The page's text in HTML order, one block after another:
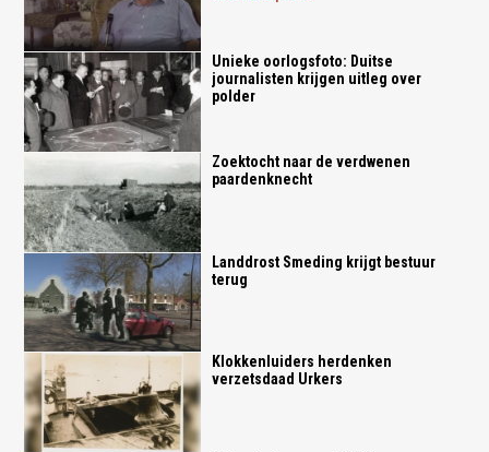
Unieke oorlogsfoto: Duitse
journalisten krijgen uitleg over
polder
Zoektocht naar de verdwenen
paardenknecht
Landdrost Smeding krijgt bestuur
terug
Klokkenluiders herdenken
verzetsdaad Urkers